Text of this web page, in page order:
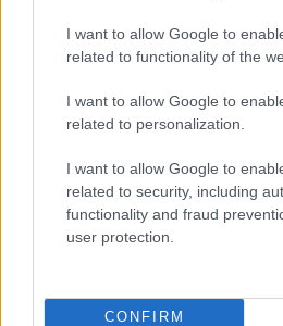
I want to allow Google to
related to functionality of the
I want to allow Google to
related to personalization.
I want to allow Google to
related to security, including
functionality and fraud
user protection.
CONFIRM